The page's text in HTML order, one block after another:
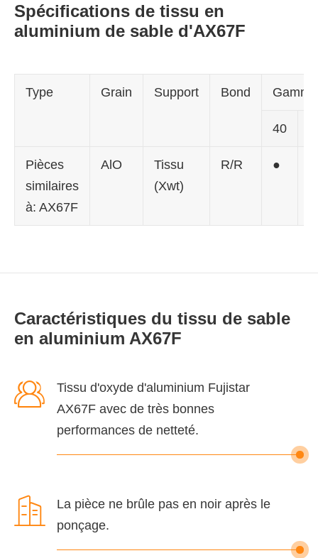
Spécifications de tissu en
aluminium de sable d'AX67F
Type Grain Support Bond
40
Pièces
similaires
à: AX67F
AlO
Tissu
(Xwt)
R/R ●
Caractéristiques du tissu de sable
en aluminium AX67F

Tissu d'oxyde d'aluminium Fujistar
AX67F avec de très bonnes
performances de netteté.

La pièce ne brûle pas en noir après le
ponçage.